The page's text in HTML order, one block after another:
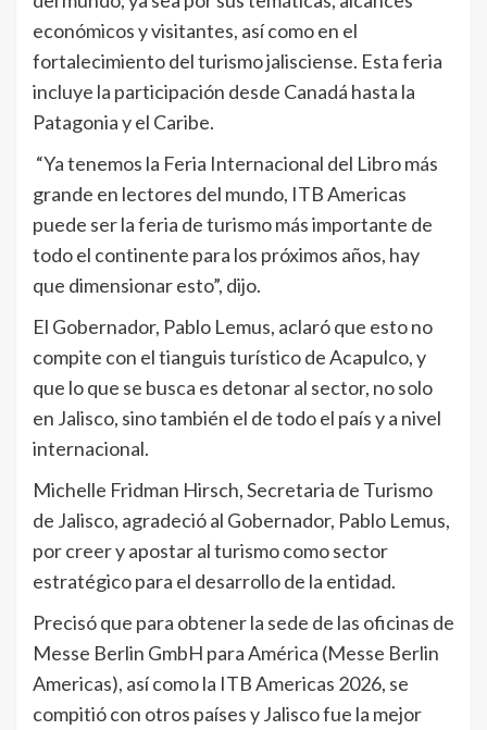
económicos y visitantes, así como en el
fortalecimiento del turismo jalisciense. Esta feria
incluye la participación desde Canadá hasta la
Patagonia y el Caribe.
“Ya tenemos la Feria Internacional del Libro más
grande en lectores del mundo, ITB Americas
puede ser la feria de turismo más importante de
todo el continente para los próximos años, hay
que dimensionar esto”, dijo.
El Gobernador, Pablo Lemus, aclaró que esto no
compite con el tianguis turístico de Acapulco, y
que lo que se busca es detonar al sector, no solo
en Jalisco, sino también el de todo el país y a nivel
internacional.
Michelle Fridman Hirsch, Secretaria de Turismo
de Jalisco, agradeció al Gobernador, Pablo Lemus,
por creer y apostar al turismo como sector
estratégico para el desarrollo de la entidad.
Precisó que para obtener la sede de las oficinas de
Messe Berlin GmbH para América (Messe Berlin
Americas), así como la ITB Americas 2026, se
compitió con otros países y Jalisco fue la mejor